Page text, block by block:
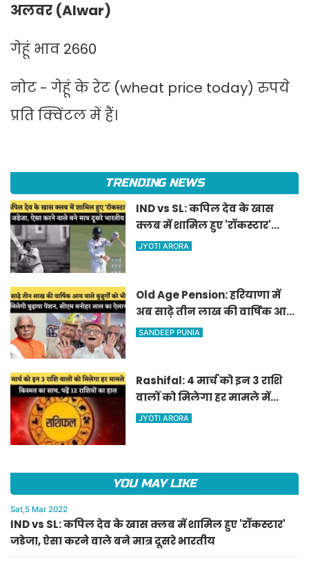
अलवर (Alwar)
गेहूं भाव 2660
नोट - गेहूं के रेट (wheat price today) रुपये
प्रति क्विंटल में हैं।
TRENDING NEWS
IND vs SL: कपिल देव के खास
क्लब में शामिल हुए 'रॉकस्टार'
जडेजा, ऐसा करने वाले बने मात्र
JYOTI ARORA
Old Age Pension: हरियाणा में
अब साढ़े तीन लाख की वार्षिक आय
वाले बुजुर्गों को भी मिलेगी बुढ़ापा
SANDEEP PUNIA
Rashifal: 4 मार्च को इन 3 राशि
वालों को मिलेगा हर मामले में
किस्मत का साथ, पढ़ें 12 राशियों का
JYOTI ARORA
YOU MAY LIKE
Sat,5 Mar 2022
IND vs SL: कपिल देव के खास क्लब में शामिल हुए 'रॉकस्टार'
जडेजा, ऐसा करने वाले बने मात्र दूसरे भारतीय